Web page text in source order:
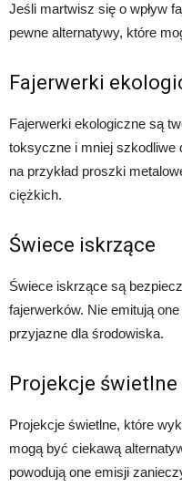
Jeśli martwisz się o wpływ
pewne alternatywy, które
Fajerwerki
Fajerwerki ekologiczne są
toksyczne i mniej szkodliwe
na przykład proszki
ciężkich.
Świece iskrzące
Świece iskrzące są
fajerwerków. Nie emitują
przyjazne dla środowiska.
Projekcje świetlne
Projekcje świetlne, które
mogą być ciekawą
powodują one emisji